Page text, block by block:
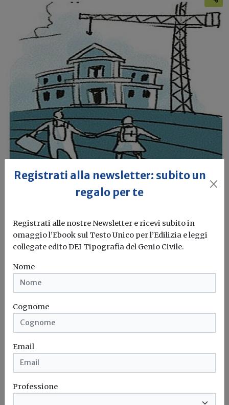
Edilizia scolastica e PNRR: entro
novembre bandi per 5 miliardi di euro
3 miliardi per asili e scuole dell’Infanzia, 400 milioni per
le mense,...
Edilizia scolastica
Registrati alla newsletter: subito un
regalo per te
Registrati alle nostre Newsletter e ricevi subito in
omaggio l’Ebook sul Testo Unico per l’Edilizia e leggi
collegate edito DEI Tipografia del Genio Civile.
Nome
Cognome
Email
Professione